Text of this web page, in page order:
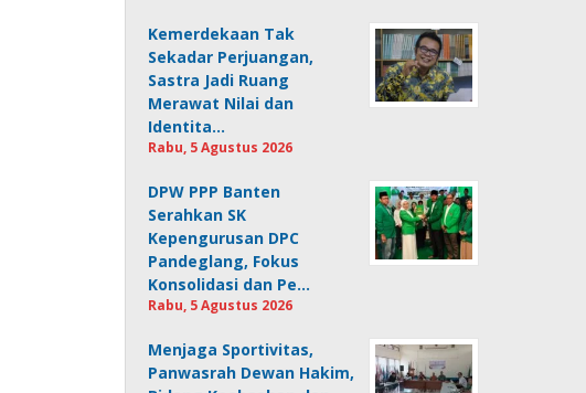
Kemerdekaan Tak
Sekadar Perjuangan,
Sastra Jadi Ruang
Merawat Nilai dan
Identita…
Rabu, 5 Agustus 2026
DPW PPP Banten
Serahkan SK
Kepengurusan DPC
Pandeglang, Fokus
Konsolidasi dan Pe…
Rabu, 5 Agustus 2026
Menjaga Sportivitas,
Panwasrah Dewan Hakim,